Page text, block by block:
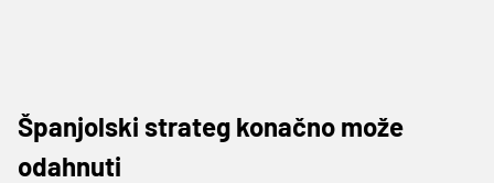
Španjolski strateg konačno može
odahnuti